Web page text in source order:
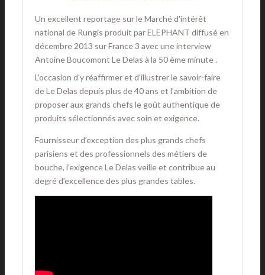
Un excellent reportage sur le Marché d'intérêt
national de Rungis produit par ELEPHANT diffusé en
décembre 2013 sur France 3 avec une interview
Antoine Boucomont Le Delas à la 50 ème minute .
L'occasion d'y réaffirmer et d'illustrer le savoir-faire
de Le Delas depuis plus de 40 ans et l’ambition de
proposer aux grands chefs le goût authentique de
produits sélectionnés avec soin et exigence.
Fournisseur d’exception des plus grands chefs
parisiens et des professionnels des métiers de
bouche, l'exigence Le Delas veille et contribue au
degré d’excellence des plus grandes tables.